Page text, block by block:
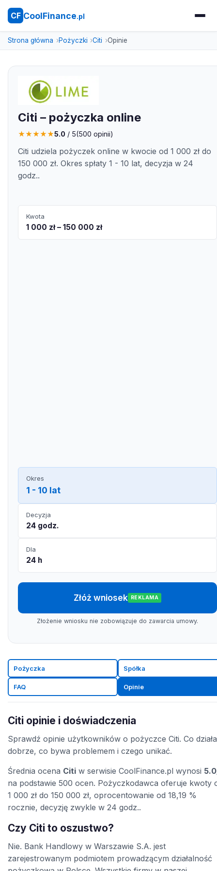
CF CoolFinance.pl
Strona główna Pożyczki Citi Opinie
Citi – pożyczka online
★★★★★5.0 / 5(500 opinii)
Citi udziela pożyczek online w kwocie od 1 000 zł do
150 000 zł. Okres spłaty 1 - 10 lat, decyzja w 24
godz..
Kwota
1 000 zł – 150 000 zł
Okres
1 - 10 lat
Decyzja
24 godz.
Dla
24 h
Złóż wniosek REKLAMA
Złożenie wniosku nie zobowiązuje do zawarcia umowy.
Pożyczka Spółka
FAQ Opinie
Citi opinie i doświadczenia
Sprawdź opinie użytkowników o pożyczce Citi. Co działa
dobrze, co bywa problemem i czego unikać.
Średnia ocena Citi w serwisie CoolFinance.pl wynosi
na podstawie 500 ocen. Pożyczkodawca oferuje kwoty
1 000 zł do 150 000 zł, oprocentowanie od 18,19 %
rocznie, decyzję zwykle w 24 godz..
Czy Citi to oszustwo?
Nie. Bank Handlowy w Warszawie S.A. jest
zarejestrowanym podmiotem prowadzącym działalność